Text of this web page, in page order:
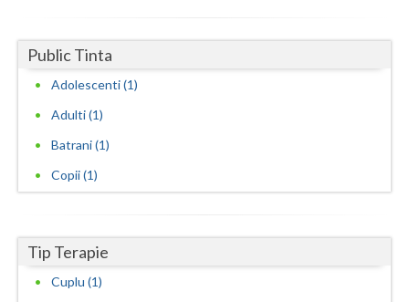
Salaj
Satu-Mare
Sibiu
Suceava
Teleorman
Tulcea
Valcea
Public Tinta
Adolescenti (1)
Adulti (1)
Batrani (1)
Copii (1)
Tip Terapie
Cuplu (1)